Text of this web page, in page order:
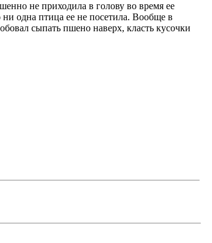
не приходила в голову во время ее
одна птица ее не посетила. Вообще в
сыпать пшено наверх, класть кусочки